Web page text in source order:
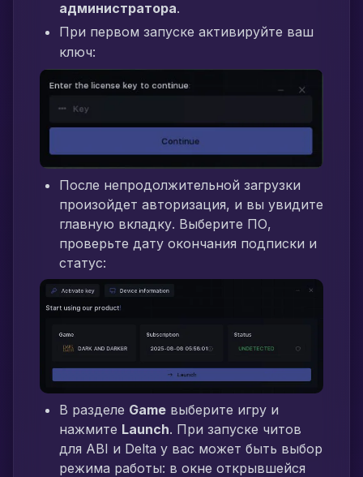
администратора.
При первом запуске активируйте ваш
ключ:
После непродолжительной загрузки
произойдет авторизация, и вы увидите
главную вкладку. Выберите ПО,
проверьте дату окончания подписки и
статус:
В разделе Game выберите игру и
нажмите Launch. При запуске читов
для ABI и Delta у вас может быть выбор
режима работы: в окне открывшейся